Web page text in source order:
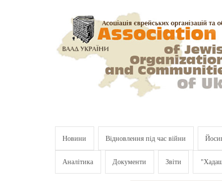
Новини Відновлення під час війни
Аналітика Документи Звіти